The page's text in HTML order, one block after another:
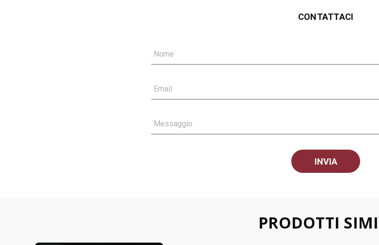
CONTATTACI
Nome
Email
Messaggio
PRODOTTI